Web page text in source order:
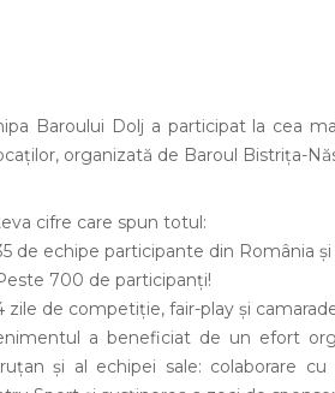
Baroului Dolj a participat la cea
organizată de Baroul Bistrița-
cifre care spun totul:
de echipe participante din România
700 de participanți!
de competiție, fair-play și
a beneficiat de un efort
și al echipei sale: colaborare